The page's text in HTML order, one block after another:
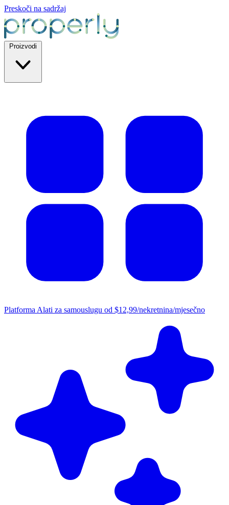
Preskoči na sadržaj
Platforma Alati za samouslugu od $12,99/nekretnina/mjesečno